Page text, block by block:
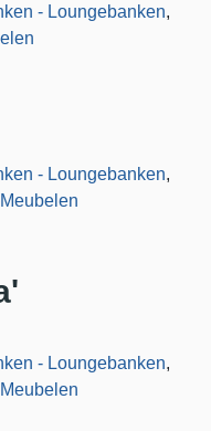
- Loungebanken,
- Loungebanken,
- Loungebanken,